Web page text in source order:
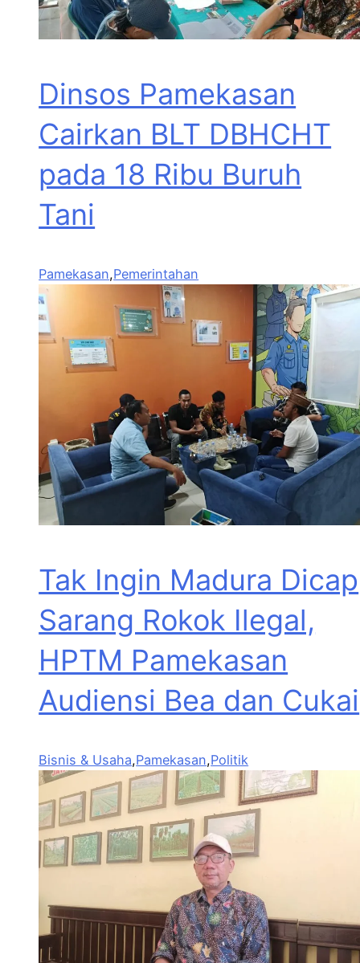
Dinsos Pamekasan
Cairkan BLT DBHCHT
pada 18 Ribu Buruh
Tani
Pamekasan,Pemerintahan
Tak Ingin Madura Dicap
Sarang Rokok Ilegal,
HPTM Pamekasan
Audiensi Bea dan Cukai
Bisnis & Usaha,Pamekasan,Politik